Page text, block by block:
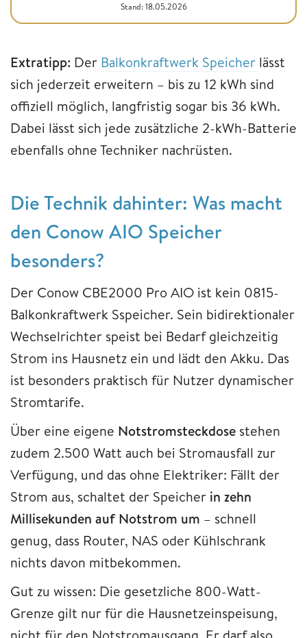
Stand: 18.05.2026
Extratipp: Der Balkonkraftwerk Speicher lässt
sich jederzeit erweitern – bis zu 12 kWh sind
offiziell möglich, langfristig sogar bis 36 kWh.
Dabei lässt sich jede zusätzliche 2-kWh-Batterie
ebenfalls ohne Techniker nachrüsten.
Die Technik dahinter: Was macht
den Conow AIO Speicher
besonders?
Der Conow CBE2000 Pro AIO ist kein 0815-
Balkonkraftwerk Sspeicher. Sein bidirektionaler
Wechselrichter speist bei Bedarf gleichzeitig
Strom ins Hausnetz ein und lädt den Akku. Das
ist besonders praktisch für Nutzer dynamischer
Stromtarife.
Über eine eigene Notstromsteckdose stehen
zudem 2.500 Watt auch bei Stromausfall zur
Verfügung, und das ohne Elektriker: Fällt der
Strom aus, schaltet der Speicher in zehn
Millisekunden auf Notstrom um – schnell
genug, dass Router, NAS oder Kühlschrank
nichts davon mitbekommen.
Gut zu wissen: Die gesetzliche 800-Watt-
Grenze gilt nur für die Hausnetzeinspeisung,